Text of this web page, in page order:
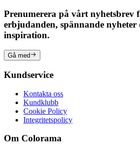
Prenumerera på vårt nyhetsbrev
erbjudanden, spännande nyheter
inspiration.
Gå med
Kundservice
Kontakta oss
Kundklubb
Cookie Policy
Integritetspolicy
Om Colorama